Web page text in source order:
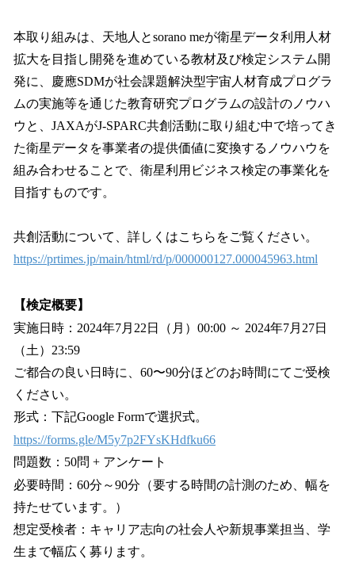
本取り組みは、天地人とsorano meが衛星データ利用人材
拡大を目指し開発を進めている教材及び検定システム開
発に、慶應SDMが社会課題解決型宇宙人材育成プログラ
ムの実施等を通じた教育研究プログラムの設計のノウハ
ウと、JAXAがJ-SPARC共創活動に取り組む中で培ってき
た衛星データを事業者の提供価値に変換するノウハウを
組み合わせることで、衛星利用ビジネス検定の事業化を
目指すものです。
共創活動について、詳しくはこちらをご覧ください。
https://prtimes.jp/main/html/rd/p/000000127.000045963.html
【検定概要】
実施日時：2024年7月22日（月）00:00 ～ 2024年7月27日
（土）23:59
ご都合の良い日時に、60〜90分ほどのお時間にてご受検
ください。
形式：下記Google Formで選択式。
https://forms.gle/M5y7p2FYsKHdfku66
問題数：50問 + アンケート
必要時間：60分～90分（要する時間の計測のため、幅を
持たせています。）
想定受検者：キャリア志向の社会人や新規事業担当、学
生まで幅広く募ります。